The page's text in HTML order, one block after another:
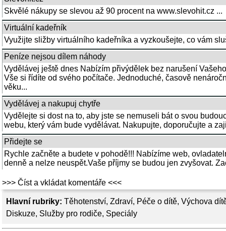
Hlavní rubriky: Těhotenství, Zdraví, Péče o dítě, Výchova
Diskuze, Služby pro rodiče, Speciály
Skvělé nákupy se slevou až 90 procent na www.slevohit.cz ...
Virtuální kadeřník
Využijte sližby virtuálního kadeřníka a vyzkoušejte, co vám
Peníze nejsou dílem náhody
Vydělávej ještě dnes Nabízím přivýdělek bez narušení
Vše si řídíte od svého počítače. Jednoduché, časově
věku...
Vydělávej a nakupuj chytře
Vydělejte si dost na to, aby jste se nemuseli bát o svou
webu, který vám bude vydělávat. Nakupujte, doporučujte a
Přidejte se
Rychle začněte a budete v pohodě!!! Nabízíme web,
denně a nelze neuspět.Vaše příjmy se budou jen zvyšovat.
>>> Číst a vkládat komentáře <<<